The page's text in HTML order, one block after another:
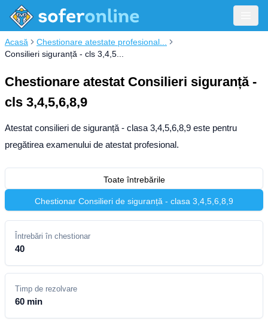
Acasă
Chestionare atestate profesional...
Consilieri siguranță - cls 3,4,5...
Chestionare atestat Consilieri siguranță -
cls 3,4,5,6,8,9
Atestat consilieri de siguranță - clasa 3,4,5,6,8,9 este pentru
pregătirea examenului de atestat profesional.
Toate întrebările
Chestionar Consilieri de siguranță - clasa 3,4,5,6,8,9
Întrebări în chestionar
40
Timp de rezolvare
60 min